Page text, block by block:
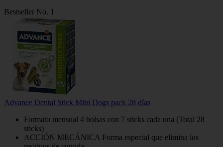
Bestseller No. 1
Advance Dental Stick Mini Dogs pack 28 días
Formato mensual 4 bolsas con 7 sticks cada una (Total 28
sticks)
ACCIÓN MECÁNICA Forma especial que elimina los